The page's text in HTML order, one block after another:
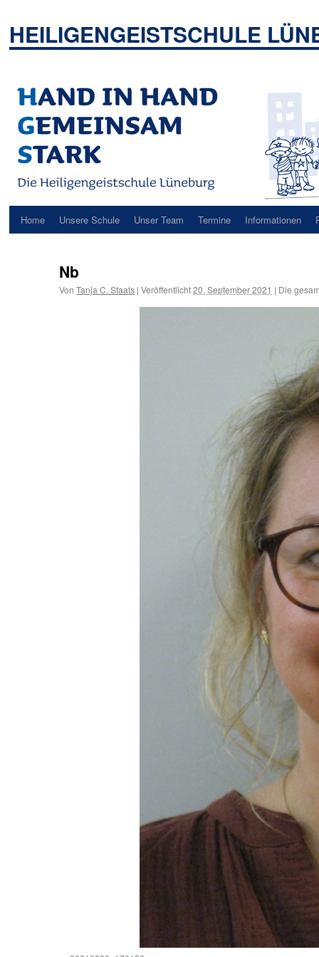
springen
HEILIGENGEISTSCHULE
Home Unsere Schule Unser Team Termine Informationen
Nb
Von Tanja C. Staats | Veröffentlicht 20. September 2021 | Die